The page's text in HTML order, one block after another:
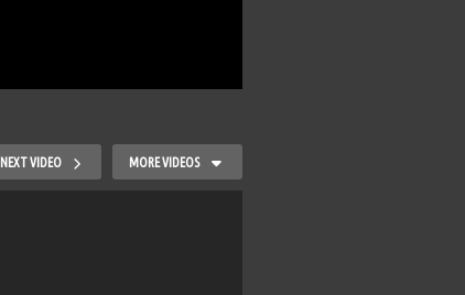
NEXT VIDEO MORE VIDEOS